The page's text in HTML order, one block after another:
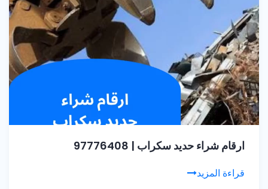
ارقام شراء حديد سكراب | 97776408
قراءة المزيد